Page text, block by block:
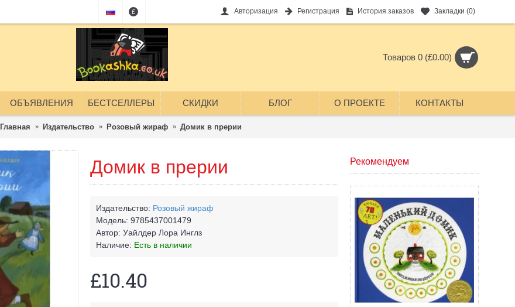
£ Авторизация Регистрация История заказов Закладки (0)
Товаров 0 (£0.00)
ОБЪЯВЛЕНИЯ БЕСТСЕЛЛЕРЫ СКИДКИ БЛОГ О ПРОЕКТЕ КОНТАКТЫ
Главная Издательство Розовый жираф Домик в прерии
Рекомендуем
Домик в прерии
Издательство: Розовый жираф
Модель: 9785437001479
Автор: Уайлдер Лора Инглз
Наличие: Есть в наличии
£10.40